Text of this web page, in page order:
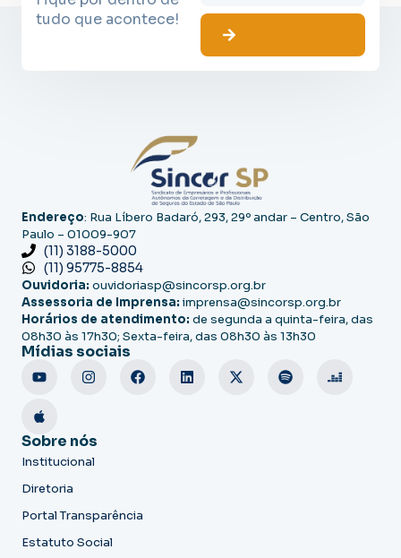
tudo que acontece!
Endereço: Rua Líbero Badaró, 293, 29º andar – Centro, São
Paulo – 01009-907
(11) 3188-5000
(11) 95775-8854
Ouvidoria: ouvidoriasp@sincorsp.org.br
Assessoria de Imprensa: imprensa@sincorsp.org.br
Horários de atendimento: de segunda a quinta-feira, das
08h30 às 17h30; Sexta-feira, das 08h30 às 13h30
Mídias sociais
Sobre nós
Institucional
Diretoria
Portal Transparência
Estatuto Social